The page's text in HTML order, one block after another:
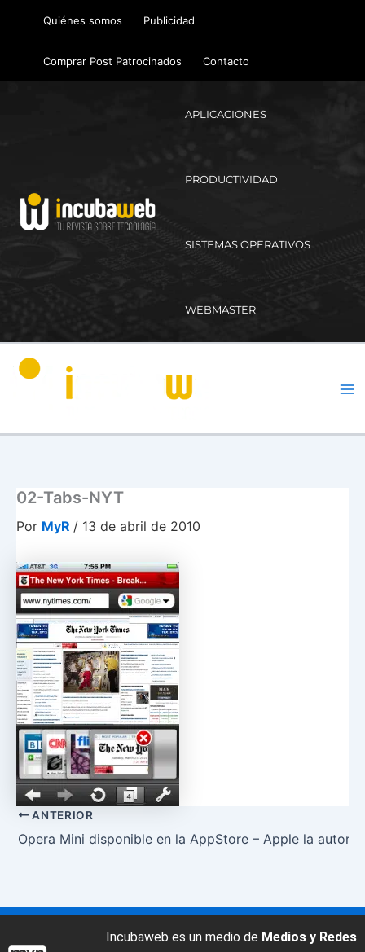
Quiénes somos Publicidad
Comprar Post Patrocinados Contacto
APLICACIONES
PRODUCTIVIDAD
SISTEMAS OPERATIVOS
WEBMASTER
02-Tabs-NYT
Por MyR / 13 de abril de 2010
ANTERIOR
Opera Mini disponible en la AppStore – Apple la
Incubaweb es un medio de Medios y Redes